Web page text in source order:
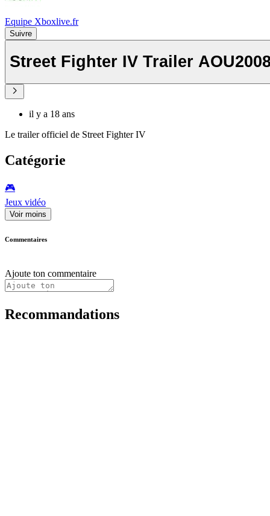
Equipe Xboxlive.fr
Suivre
Street Fighter IV Trailer
il y a 18 ans
Le trailer officiel de Street Fighter IV
Catégorie
🎮️
Jeux vidéo
Voir moins
Commentaires
Ajoute ton commentaire
Recommandations